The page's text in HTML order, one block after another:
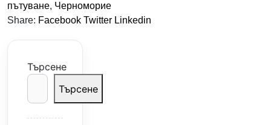
пътуване, Черноморие
Share: Facebook Twitter Linkedin
Търсене
Търсене